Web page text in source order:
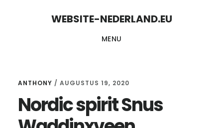
WEBSITE-NEDERLAND.EU
MENU
ANTHONY / AUGUSTUS 19, 2020
Nordic spirit Snus